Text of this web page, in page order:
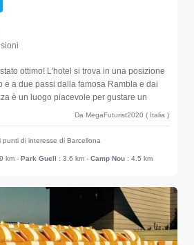
ottimo! L'hotel si trova in una posizione
e a due passi dalla famosa Rambla e dai
è un luogo piacevole per gustare un
Da MegaFuturist2020 ( Italia )
punti di interesse di Barcellona
km - Park Guell : 3.6 km - Camp Nou : 4.5 km